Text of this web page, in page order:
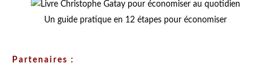
Un guide pratique en 12 étapes pour économiser
Partenaires :